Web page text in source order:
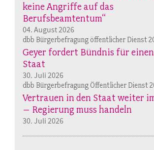
keine Angriffe auf das
Berufsbeamtentum“
04. August 2026
dbb Bürgerbefragung öffentlicher Dienst
Geyer fordert Bündnis für
Staat
30. Juli 2026
dbb Bürgerbefragung Öffentlicher Dienst
Vertrauen in den Staat weiter
– Regierung muss handeln
30. Juli 2026